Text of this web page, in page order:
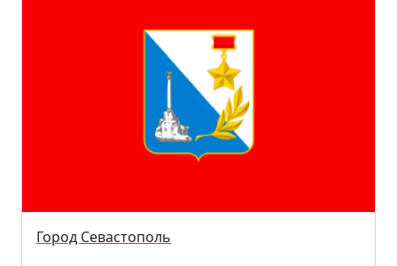
Город Севастополь